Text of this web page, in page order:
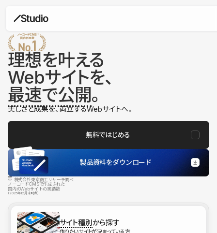
理想を叶える
Webサイトを、
最速で公開。
美しさと成果を、両立するWebサイトへ。
無料ではじめる
製品資料をダウンロード
※ 株式会社東京商工リサーチ調べ
ノーコードCMSで作成された
国内のWebサイトの実績数
（2025年12月末時点）
サイト種別から探す
作りたいサイトが決まっている方